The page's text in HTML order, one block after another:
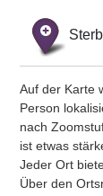
Auf der Karte
Person
nach
ist etwas
Jeder Ort
Über den